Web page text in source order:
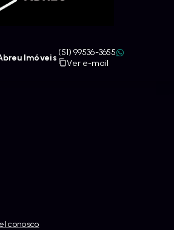
conosco
Imóveis
(51) 99536-3655
Ver e-mail